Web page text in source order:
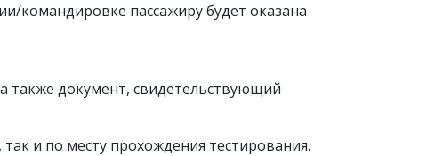
командировке пассажиру будет оказана
также документ, свидетельствующий
и по месту прохождения тестирования.